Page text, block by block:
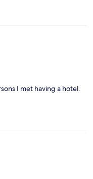
I met having a hotel.